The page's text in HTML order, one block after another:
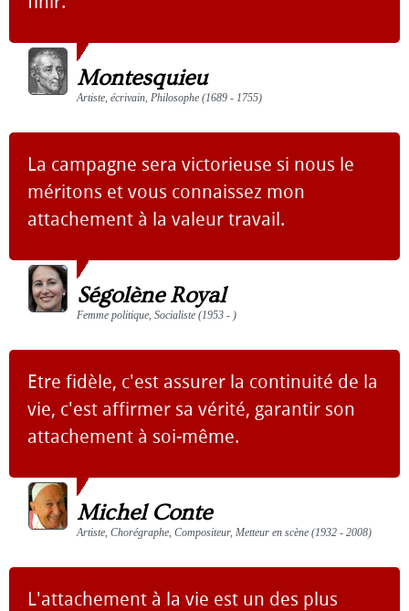
Montesquieu
Artiste, écrivain, Philosophe (1689 - 1755)
La campagne sera victorieuse si nous le
méritons et vous connaissez mon
attachement à la valeur travail.
Ségolène Royal
Femme politique, Socialiste (1953 - )
Etre fidèle, c'est assurer la continuité de la
vie, c'est affirmer sa vérité, garantir son
attachement à soi-même.
Michel Conte
Artiste, Chorégraphe, Compositeur, Metteur en scène (1932 - 2008)
L'attachement à la vie est un des plus